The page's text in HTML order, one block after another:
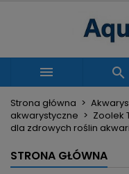
 
Strona główna
akwarystyczne
Zoolek
dla zdrowych roślin
STRONA GŁÓWNA
Moje listy
add_circle_outline Utwórz nową
Utwórz listę
Nazwa listy życzeń
Zaloguj się
Musisz być
swojej liście życzeń.